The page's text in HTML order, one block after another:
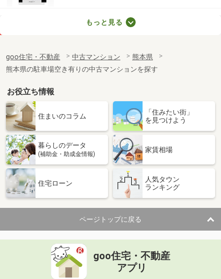
熊本県熊本市中央区坪井１
専有面積 18.52m²
間取り
1K
熊本県熊本市中央区大江本町
価 格
3,090万円
熊本県熊本市中央区大江本町
専有面積 70.85m²
間取り
熊本県熊本市北区鶴羽田１
2,200万円
住 所
熊本県熊本市北区鶴羽田１
専有面積 76.76m²
間取り
4LDK
熊本県熊本市中央区萩原町
価 格
1,898万円
住 所
熊本県熊本市中央区萩原町
もっと見る
goo住宅・不動産 中古マンション
熊本県
熊本県の駐車場空き有りの中古マンションを探す
お役立ち情報
住まいのコラム
「住みたい街」
を見つけよう
暮らしのデータ
(補助金・助成金情報)
家賃相場
住宅ローン
人気タウン
ランキング
ページトップに戻る
goo住宅・不動産
アプリ